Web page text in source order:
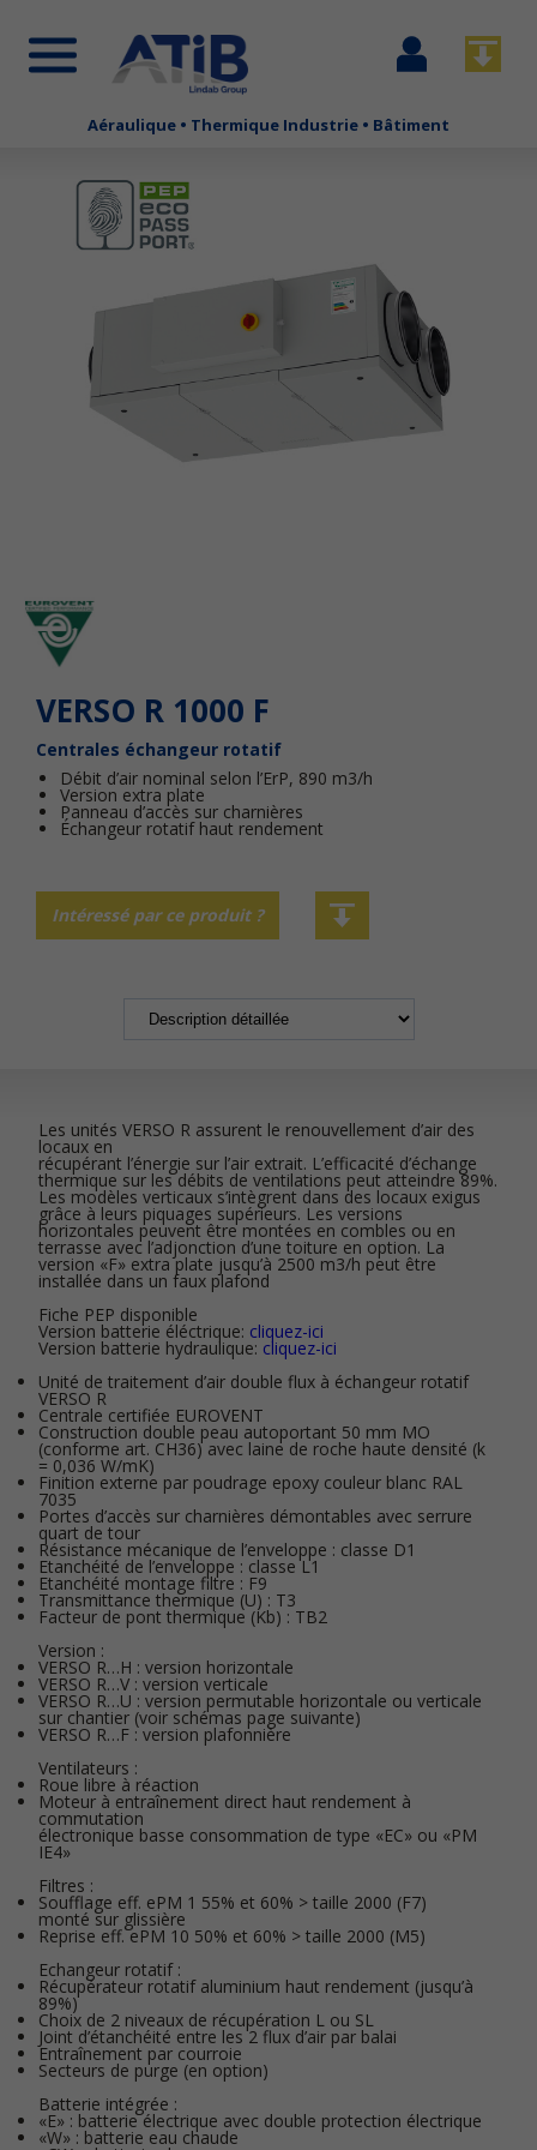
Aéraulique • Thermique Industrie • Bâtiment
VERSO R 1000 F
Centrales échangeur rotatif
Débit d’air nominal selon l’ErP, 890 m3/h
Version extra plate
Panneau d’accès sur charnières
Échangeur rotatif haut rendement
Intéressé par ce produit ?
Les unités VERSO R assurent le renouvellement d’air des
locaux en
récupérant l’énergie sur l’air extrait. L’efficacité d’échange
thermique sur les débits de ventilations peut atteindre 89%.
Les modèles verticaux s’intègrent dans des locaux exigus
grâce à leurs piquages supérieurs. Les versions
horizontales peuvent être montées en combles ou en
terrasse avec l’adjonction d’une toiture en option. La
version «F» extra plate jusqu’à 2500 m3/h peut être
installée dans un faux plafond
Fiche PEP disponible
Version batterie éléctrique: cliquez-ici
Version batterie hydraulique: cliquez-ici
Unité de traitement d’air double flux à échangeur rotatif
VERSO R
Centrale certifiée EUROVENT
Construction double peau autoportant 50 mm MO
(conforme art. CH36) avec laine de roche haute densité (k
= 0,036 W/mK)
Finition externe par poudrage epoxy couleur blanc RAL
7035
Portes d’accès sur charnières démontables avec serrure
quart de tour
Résistance mécanique de l’enveloppe : classe D1
Etanchéité de l’enveloppe : classe L1
Etanchéité montage filtre : F9
Transmittance thermique (U) : T3
Facteur de pont thermique (Kb) : TB2
Version :
VERSO R…H : version horizontale
VERSO R…V : version verticale
VERSO R…U : version permutable horizontale ou verticale
sur chantier (voir schémas page suivante)
VERSO R…F : version plafonnière
Ventilateurs :
Roue libre à réaction
Moteur à entraînement direct haut rendement à
commutation
électronique basse consommation de type «EC» ou «PM
IE4»
Filtres :
Soufflage eff. ePM 1 55% et 60% > taille 2000 (F7)
monté sur glissière
Reprise eff. ePM 10 50% et 60% > taille 2000 (M5)
Echangeur rotatif :
Récupérateur rotatif aluminium haut rendement (jusqu’à
89%)
Choix de 2 niveaux de récupération L ou SL
Joint d’étanchéité entre les 2 flux d’air par balai
Entraînement par courroie
Secteurs de purge (en option)
Batterie intégrée :
«E» : batterie électrique avec double protection électrique
«W» : batterie eau chaude